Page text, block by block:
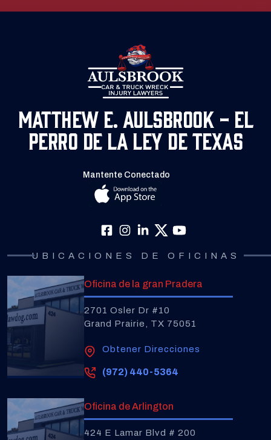
Matthew E. Aulsbrook - El
Perro de la Ley de Texas
Mantente Conectado
UBICACIONES DE OFICINAS
Oficina de la gran Pradera
2701 Osler Dr #10
Grand Prairie, TX 75051
Obtener Direcciones
(972) 440-5364
Oficina de Arlington
424 E Lamar Blvd # 200